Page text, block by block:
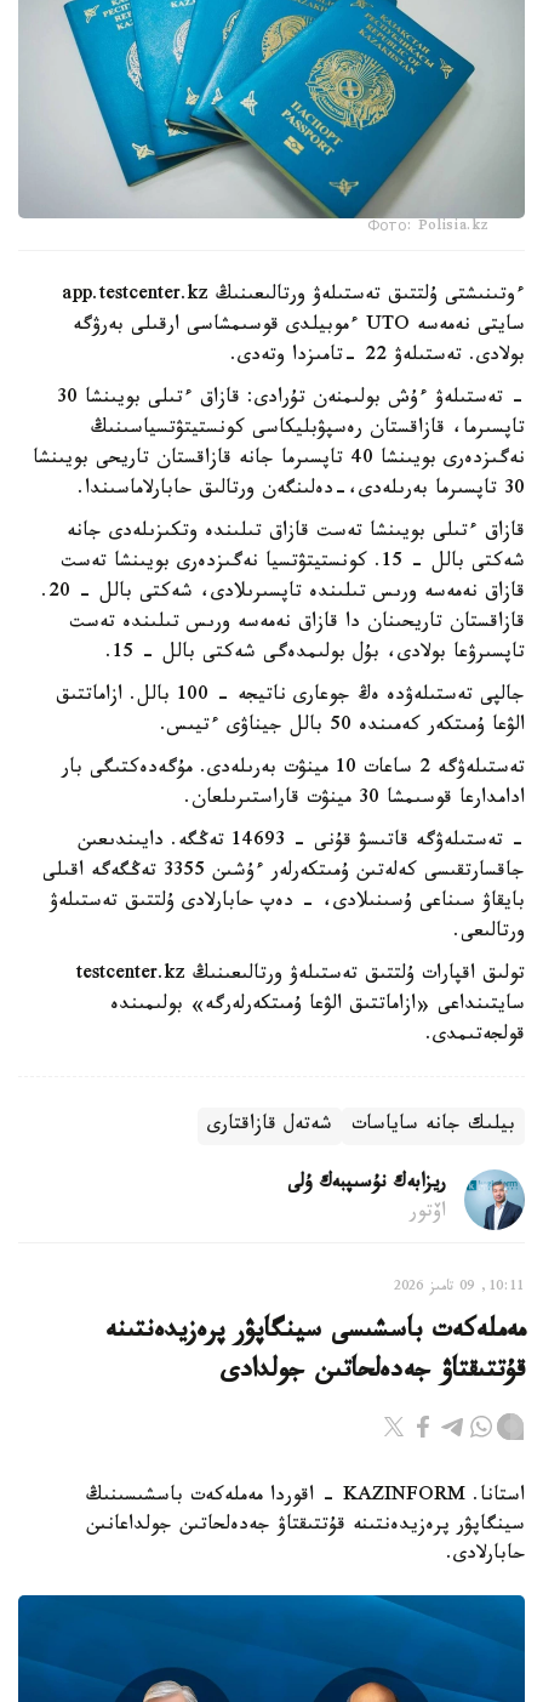
Фото: Polisia.kz
ءوتىنىشتى ۇلتتىق تەستىلەۋ ورتالىعىنىڭ app.testcenter.kz
سايتى نەمەسە UTO ءموبيلدى قوسىمشاسى ارقىلى بەرۋگە
بولادى. تەستىلەۋ 22 -تامىزدا وتەدى.
- تەستىلەۋ ءۇش بولىمنەن تۇرادى: قازاق ءتىلى بويىنشا 30
تاپسىرما، قازاقستان رەسپۋبليكاسى كونستيتۋتسياسىنىڭ
نەگىزدەرى بويىنشا 40 تاپسىرما جانە قازاقستان تاريحى بويىنشا
30 تاپسىرما بەرىلەدى،-دەلىنگەن ورتالىق حابارلاماسىندا.
قازاق ءتىلى بويىنشا تەست قازاق تىلىندە وتكىزىلەدى جانە
شەكتى بالل - 15. كونستيتۋتسيا نەگىزدەرى بويىنشا تەست
قازاق نەمەسە ورىس تىلىندە تاپسىرىلادى، شەكتى بالل - 20.
قازاقستان تاريحىنان دا قازاق نەمەسە ورىس تىلىندە تەست
تاپسىرۋعا بولادى، بۇل بولىمدەگى شەكتى بالل - 15.
جالپى تەستىلەۋدە ەڭ جوعارى ناتيجە - 100 بالل. ازاماتتىق
الۋعا ۇمىتكەر كەمىندە 50 بالل جيناۋى ءتيىس.
تەستىلەۋگە 2 ساعات 10 مينۋت بەرىلەدى. مۇگەدەكتىگى بار
ادامدارعا قوسىمشا 30 مينۋت قاراستىرىلعان.
- تەستىلەۋگە قاتىسۋ قۇنى - 14693 تەڭگە. دايىندىعىن
جاقسارتقىسى كەلەتىن ۇمىتكەرلەر ءۇشىن 3355 تەڭگەگە اقىلى
بايقاۋ سىناعى ۇسىنىلادى، - دەپ حابارلادى ۇلتتىق تەستىلەۋ
ورتالىعى.
تولىق اقپارات ۇلتتىق تەستىلەۋ ورتالىعىنىڭ testcenter.kz
سايتىنداعى «ازاماتتىق الۋعا ۇمىتكەرلەرگە» بولىمىندە
قولجەتىمدى.
بيلىك جانە ساياسات شەتەل قازاقتارى
ريزابەك نۇسىپبەك ۇلى
اۆتور
10:11, 09 تامىز 2026
مەملەكەت باسشىسى سينگاپۋر پرەزيدەنتىنە
قۇتتىقتاۋ جەدەلحاتىن جولدادى
استانا. KAZINFORM - اقوردا مەملەكەت باسشىسىنىڭ
سينگاپۋر پرەزيدەنتىنە قۇتتىقتاۋ جەدەلحاتىن جولداعانىن
حابارلادى.